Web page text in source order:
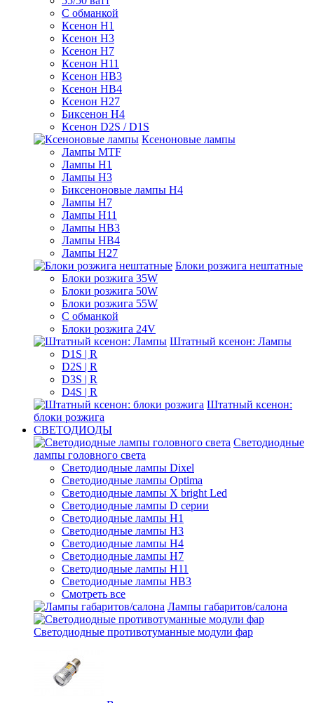
С обманкой
Ксенон H1
Ксенон H3
Ксенон H7
Ксенон H11
Ксенон HB3
Ксенон HB4
Ксенон H27
Биксенон H4
Ксенон D2S / D1S
Ксеноновые лампы
Лампы MTF
Лампы H1
Лампы H3
Биксеноновые лампы H4
Лампы H7
Лампы H11
Лампы HB3
Лампы HB4
Лампы H27
Блоки розжига нештатные
Блоки розжига 35W
Блоки розжига 50W
Блоки розжига 55W
С обманкой
Блоки розжига 24V
Штатный ксенон: Лампы
D1S | R
D2S | R
D3S | R
D4S | R
Штатный ксенон:
блоки розжига
СВЕТОДИОДЫ
Светодиодные
лампы головного света
Светодиодные лампы Dixel
Светодиодные лампы Optima
Светодиодные лампы X bright Led
Светодиодные лампы D серии
Светодиодные лампы H1
Светодиодные лампы H3
Светодиодные лампы H4
Светодиодные лампы H7
Светодиодные лампы H11
Светодиодные лампы HB3
Смотреть все
Лампы габаритов/салона
Светодиодные противотуманные модули фар